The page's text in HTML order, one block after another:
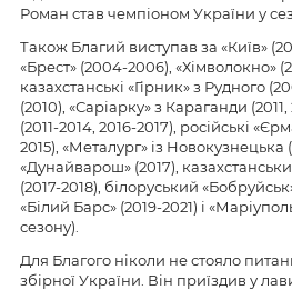
Роман став чемпіоном України у
Також Благий виступав за «Київ»
«Брест» (2004-2006), «Хімволокно»
казахстанські «Гірник» з Рудного
(2010), «Саріарку» з Караганди
(2011-2014, 2016-2017), російські
2015), «Металург» із Новокузнецька
«Дунайварош» (2017),
(2017-2018), білоруський
«Білий Барс» (2019-2021) і
сезону).
Для Благого ніколи не стояло
збірної України. Він приїздив у